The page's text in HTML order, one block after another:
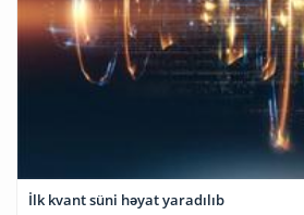
İlk kvant süni həyat yaradılıb